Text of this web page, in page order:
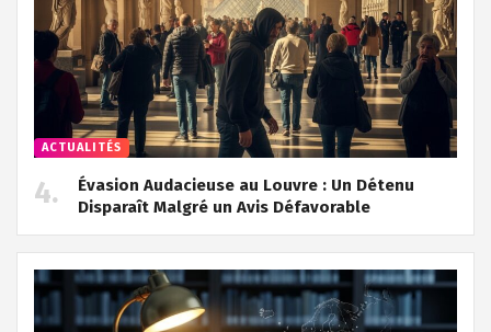
ACTUALITÉS
Évasion Audacieuse au Louvre : Un Détenu
Disparaît Malgré un Avis Défavorable